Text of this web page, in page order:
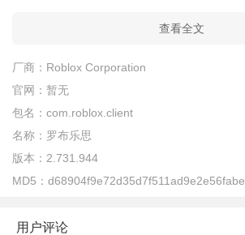
查看全文
厂商： Roblox Corporation
官网： 暂无
包名： com.roblox.client
名称： 罗布乐思
版本： 2.731.944
MD5： d68904f9e72d35d7f511ad9e2e56fabe
用户评论